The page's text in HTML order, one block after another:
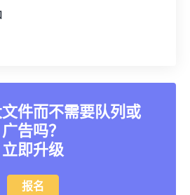
件而不需要队列或
广告吗？
立即升级
报名